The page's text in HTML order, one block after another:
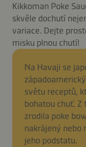
Kikkoman Poke
skvěle dochutí
variace. Dejte
misku plnou chutí!
Na Havaji se
světu receptů,
bohatou chuť. Z
zrodila poke
nakrájený nebo
jeho podstatu.